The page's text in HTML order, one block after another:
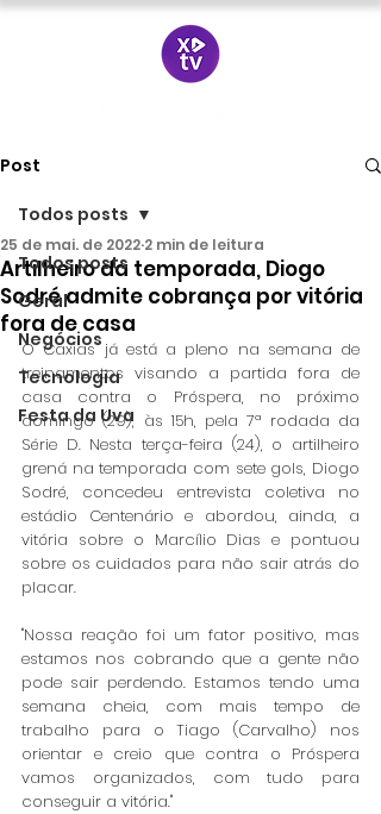
Post
Todos posts
Geral
Negócios
Tecnologia
Festa da Uva
Todos posts
Artilheiro da temporada, Diogo
Sodré admite cobrança por vitória
fora de casa
25 de mai. de 2022 2 min de leitura
O Caxias já está a pleno na semana de
treinamentos visando a partida fora de
casa contra o Próspera, no próximo
domingo (29), às 15h, pela 7ª rodada da
Série D. Nesta terça-feira (24), o artilheiro
grená na temporada com sete gols, Diogo
Sodré, concedeu entrevista coletiva no
estádio Centenário e abordou, ainda, a
vitória sobre o Marcílio Dias e pontuou
sobre os cuidados para não sair atrás do
placar.
"Nossa reação foi um fator positivo, mas
estamos nos cobrando que a gente não
pode sair perdendo. Estamos tendo uma
semana cheia, com mais tempo de
trabalho para o Tiago (Carvalho) nos
orientar e creio que contra o Próspera
vamos organizados, com tudo para
conseguir a vitória."